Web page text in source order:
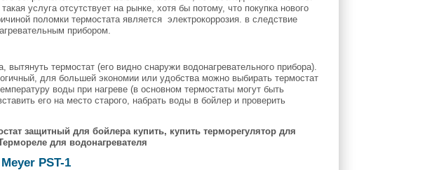
услуга отсутствует на рынке, хотя бы потому, что покупка нового
поломки термостата является электрокоррозия. в следствие
прибором.
термостат (его видно снаружи водонагревательного прибора).
для большей экономии или удобства можно выбирать термостат
воды при нагреве (в основном термостаты могут быть
его на место старого, набрать воды в бойлер и проверить
защитный для бойлера купить, купить терморегулятор для
для водонагревателя
PST-1